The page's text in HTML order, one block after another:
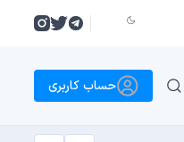
حساب کاربری